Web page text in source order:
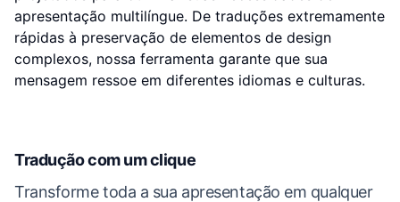
apresentação multilíngue. De traduções extremamente
rápidas à preservação de elementos de design
complexos, nossa ferramenta garante que sua
mensagem ressoe em diferentes idiomas e culturas.
Tradução com um clique
Transforme toda a sua apresentação em qualquer